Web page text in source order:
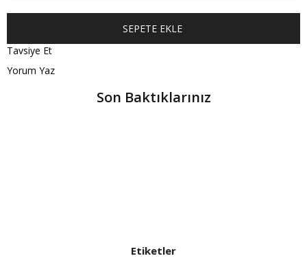
Tavsiye Et
Yorum Yaz
Son Baktıklarınız
Etiketler